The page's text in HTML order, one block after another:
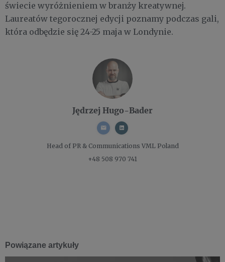
świecie wyróżnieniem w branży kreatywnej. ​
Laureatów tegorocznej edycji poznamy podczas gali,
która odbędzie się 24-25 maja w Londynie.
Jędrzej Hugo-Bader
Head of PR & Communications VML Poland
+48 508 970 741
Powiązane artykuły